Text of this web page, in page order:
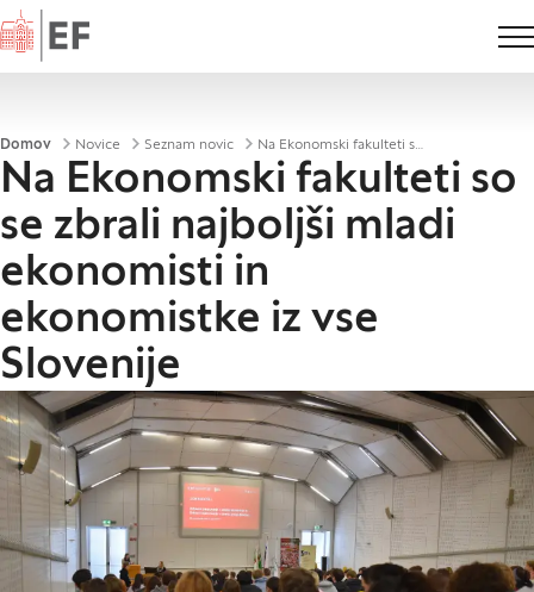
Domov
Drobtinice
Domov Novice Seznam novic Na Ekonomski fakulteti so se zbrali najboljši mladi ekonomisti in ekonomistke iz vse Slovenije
Na Ekonomski fakulteti so
se zbrali najboljši mladi
ekonomisti in
ekonomistke iz vse
Slovenije